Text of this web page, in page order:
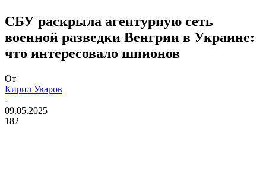
СБУ раскрыла агентурную сеть
военной разведки Венгрии в Украине:
что интересовало шпионов
От
Кирил Уваров
-
09.05.2025
182